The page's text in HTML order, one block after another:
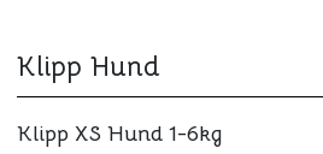
Klipp Hund
Klipp XS Hund 1-6kg